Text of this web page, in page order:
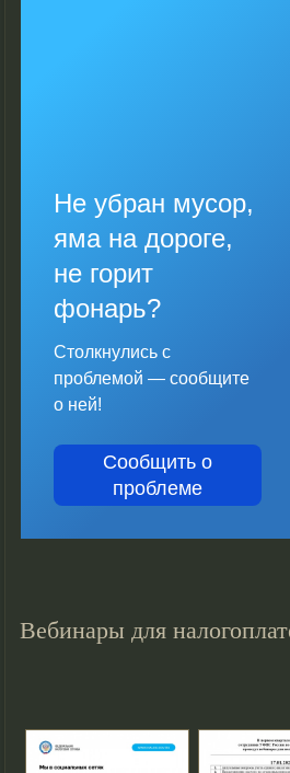
Не убран мусор,
яма на дороге,
не горит
фонарь?
Столкнулись с
проблемой — сообщите
о ней!
Сообщить о
проблеме
Вебинары для